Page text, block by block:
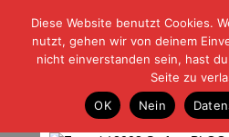
| | |BLOG-GFußball
HOME|REGELN|IMPRESSUM
Im heimspiel heute…
Montag, 21.01.08 | 15:59 Uhr
Diese Website benutzt Cookies.
nutzt, gehen wir von deinem
nicht einverstanden sein, hast
Seite zu
OK
Nein